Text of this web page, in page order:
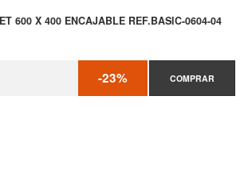
600 X 400 ENCAJABLE REF.BASIC-0604-04
-23% COMPRAR